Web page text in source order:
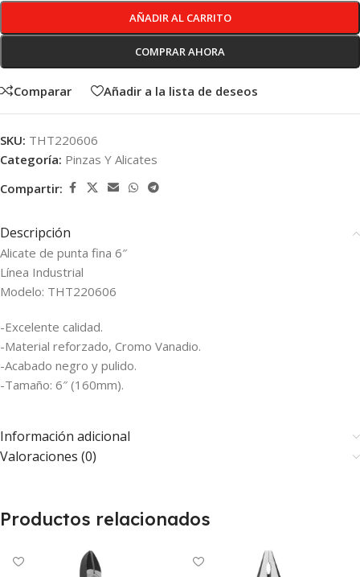
AÑADIR AL CARRITO
COMPRAR AHORA
Comparar Añadir a la lista de deseos
SKU: THT220606
Categoría: Pinzas Y Alicates
Compartir:
Descripción
Alicate de punta fina 6″
Línea Industrial
Modelo: THT220606
-Excelente calidad.
-Material reforzado, Cromo Vanadio.
-Acabado negro y pulido.
-Tamaño: 6″ (160mm).
Información adicional
Valoraciones (0)
Productos relacionados